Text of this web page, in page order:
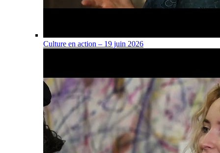
Culture en action – 19 juin 2026